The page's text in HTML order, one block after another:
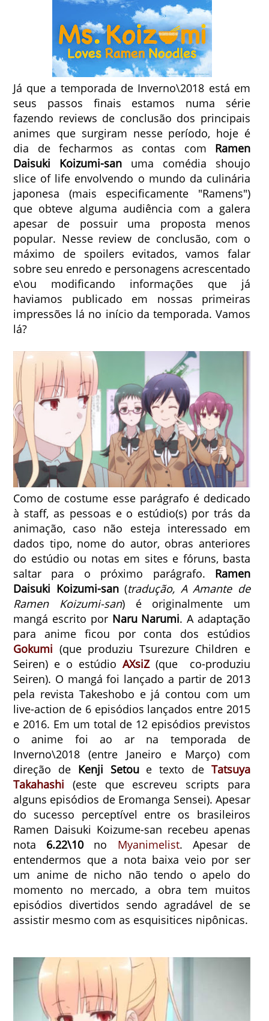
Já que a temporada de Inverno\2018 está em
seus passos finais estamos numa série
fazendo reviews de conclusão dos principais
animes que surgiram nesse período, hoje é
dia de fecharmos as contas com Ramen
Daisuki Koizumi-san uma comédia shoujo
slice of life envolvendo o mundo da culinária
japonesa (mais especificamente "Ramens")
que obteve alguma audiência com a galera
apesar de possuir uma proposta menos
popular. Nesse review de conclusão, com o
máximo de spoilers evitados, vamos falar
sobre seu enredo e personagens acrescentado
e\ou modificando informações que já
haviamos publicado em nossas primeiras
impressões lá no início da temporada. Vamos
lá?
Como de costume esse parágrafo é dedicado
à staff, as pessoas e o estúdio(s) por trás da
animação, caso não esteja interessado em
dados tipo, nome do autor, obras anteriores
do estúdio ou notas em sites e fóruns, basta
saltar para o próximo parágrafo. Ramen
Daisuki Koizumi-san(tradução, A Amante de
Ramen Koizumi-san) é originalmente um
mangá escrito por Naru Narumi. A adaptação
para anime ficou por conta dos estúdios
Gokumi (que produziu Tsurezure Children e
Seiren) e o estúdioAXsiZ(que co-produziu
Seiren). O mangá foi lançado a partir de 2013
pela revista Takeshobo e já contou com um
live-action de 6 episódios lançados entre 2015
e 2016. Em um total de 12 episódios previstos
o anime foi ao ar na temporada de
Inverno\2018 (entre Janeiro e Março) com
direção de Kenji Setou e texto deTatsuya
Takahashi (este que escreveu scripts para
alguns episódios de Eromanga Sensei). Apesar
do sucesso perceptível entre os brasileiros
Ramen Daisuki Koizume-san recebeu apenas
nota 6.22\10no Myanimelist. Apesar de
entendermos que a nota baixa veio por ser
um anime de nicho não tendo o apelo do
momento no mercado, a obra tem muitos
episódios divertidos sendo agradável de se
assistir mesmo com as esquisitices nipônicas.